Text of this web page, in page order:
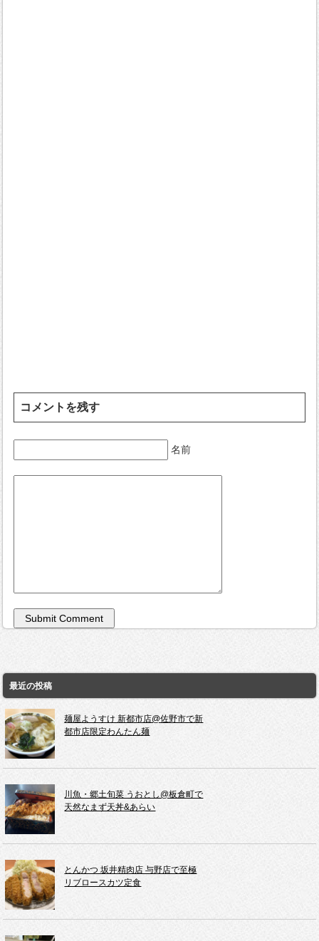
コメントを残す
名前
最近の投稿
麺屋ようすけ 新都市店@佐野市で新
都市店限定わんたん麺
川魚・郷土旬菜 うおとし@板倉町で
天然なまず天丼&あらい
とんかつ 坂井精肉店 与野店で至極
リブロースカツ定食